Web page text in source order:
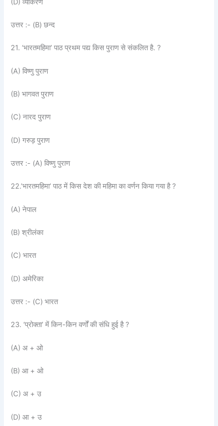
उत्तर :- (B) छन्द
21. ‘भारतमहिमा’ पाठ प्रथम पद्य किस पुराण से संकलित है. ?
(A) विष्णु पुराण
(B) भागवत पुराण
(C) नारद पुराण
(D) गरुड़ पुराण
उत्तर :- (A) विष्णु पुराण
22.’भारतमहिमा’ पाठ में किस देश की महिमा का वर्णन किया गया है ?
(A) नेपाल
(B) श्रीलंका
(C) भारत
(D) अमेरिका
उत्तर :- (C) भारत
23. ‘प्रोक्ता’ में किन-किन वर्णों की संधि हुई है ?
(A) अ + ओ
(B) आ + ओ
(C) अ + उ
(D) आ + उ